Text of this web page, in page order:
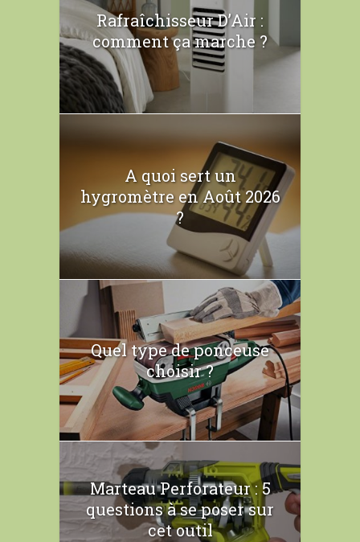
Rafraîchisseur D’Air :
comment ça marche ?
A quoi sert un
hygromètre en Août 2026
?
Quel type de ponceuse
choisir ?
Marteau Perforateur : 5
questions à se poser sur
cet outil